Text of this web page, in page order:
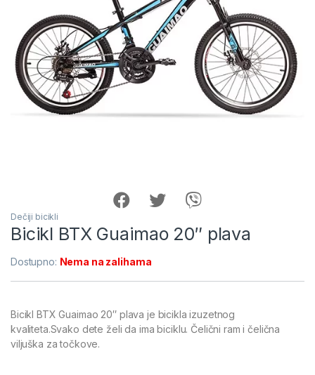
Dečiji bicikli
Bicikl BTX Guaimao 20″ plava
Dostupno: Nema na zalihama
Bicikl BTX Guaimao 20″ plava je bicikla izuzetnog
kvaliteta.Svako dete želi da ima biciklu. Čelični ram i čelična
viljuška za točkove.